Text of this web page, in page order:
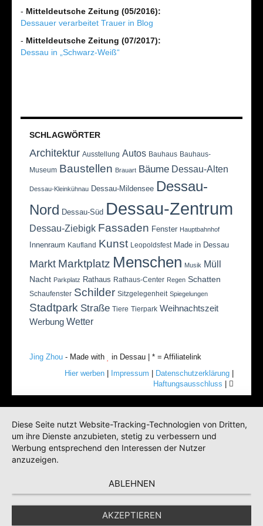
- Mitteldeutsche Zeitung (05/2016):
Dessauer verarbeitet Trauer in Blog
- Mitteldeutsche Zeitung (07/2017):
Dessau in „Schwarz-Weiß“
SCHLAGWÖRTER
Architektur Ausstellung Autos Bauhaus Bauhaus-
Museum Baustellen Brauart Bäume Dessau-Alten
Dessau-Kleinkühnau Dessau-Mildensee Dessau-
Nord Dessau-Süd Dessau-Zentrum
Dessau-Ziebigk Fassaden Fenster Hauptbahnhof
Innenraum Kaufland Kunst Leopoldsfest Made in Dessau
Markt Marktplatz Menschen Musik Müll
Nacht Parkplatz Rathaus Rathaus-Center Regen Schatten
Schaufenster Schilder Sitzgelegenheit Spiegelungen
Stadtpark Straße Tiere Tierpark Weihnachtszeit
Werbung Wetter
Jing Zhou - Made with
in Dessau | * = Affiliatelink
Hier werben
Impressum Datenschutzerklärung
Haftungsausschluss
Diese Seite nutzt Website-Tracking-Technologien von Dritten,
um ihre Dienste anzubieten, stetig zu verbessern und
Werbung entsprechend den Interessen der Nutzer
anzuzeigen.
ABLEHNEN
AKZEPTIEREN